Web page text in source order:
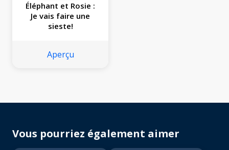
Éléphant et Rosie :
Je vais faire une
sieste!
Aperçu
Vous pourriez également aimer